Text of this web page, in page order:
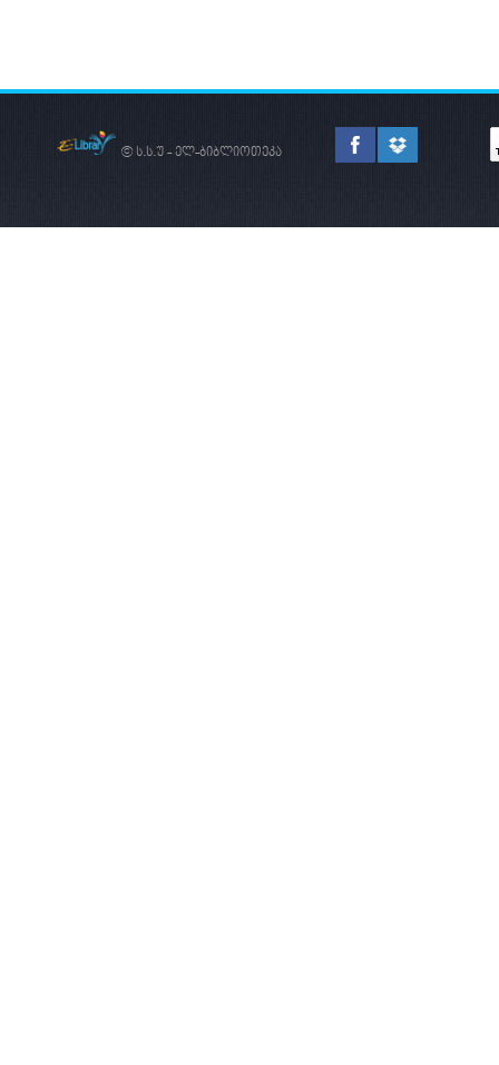
© ს.ს.უ - ელ-ბიბლიოთეკა